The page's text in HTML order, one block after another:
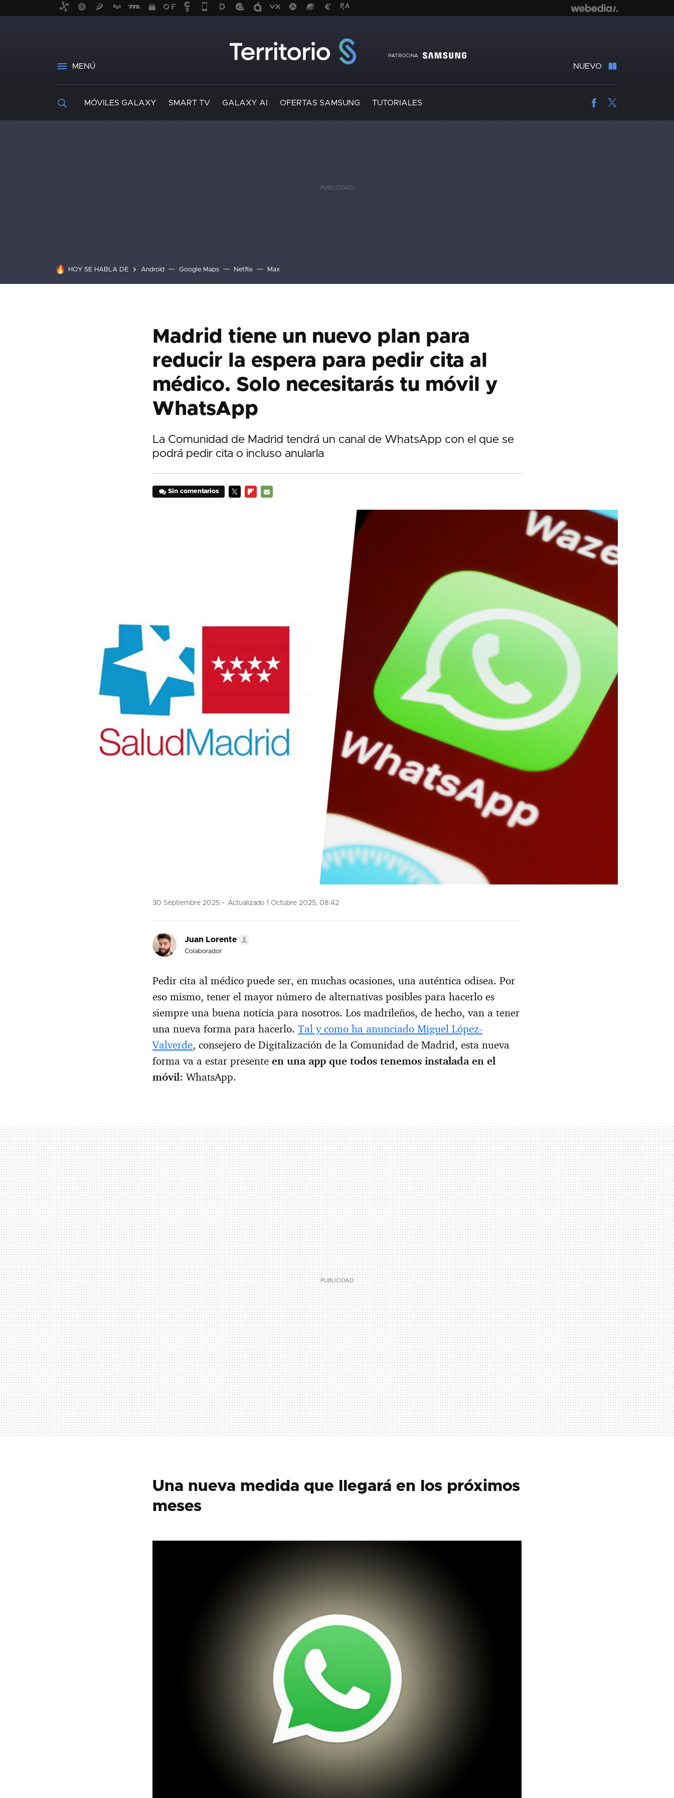
PATROCINA
MENÚ NUEVO
MÓVILES GALAXY SMART TV GALAXY AI OFERTAS SAMSUNG TUTORIALES Facebook
HOY SE HABLA DE Android Google Maps Netflix Max
Madrid tiene un nuevo plan para
reducir la espera para pedir cita al
médico. Solo necesitarás tu móvil y
WhatsApp
La Comunidad de Madrid tendrá un canal de WhatsApp con el que se
podrá pedir cita o incluso anularla
Sin comentarios
30 Septiembre 2025 Actualizado 1 Octubre 2025, 08:42
Juan Lorente
Colaborador
Pedir cita al médico puede ser, en muchas ocasiones, una auténtica odisea. Por
eso mismo, tener el mayor número de alternativas posibles para hacerlo es
siempre una buena noticia para nosotros. Los madrileños, de hecho, van a tener
una nueva forma para hacerlo. Tal y como ha anunciado Miguel López-
Valverde, consejero de Digitalización de la Comunidad de Madrid, esta nueva
forma va a estar presente en una app que todos tenemos instalada en el
móvil: WhatsApp.
Una nueva medida que llegará en los próximos
meses